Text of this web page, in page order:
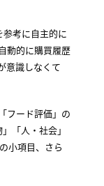
考に自主的に
動的に購買履歴
意識しなくて
フード評価」の
「人・社会」
小項目、さら